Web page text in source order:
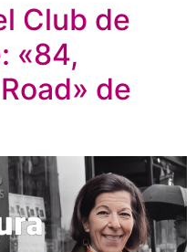
Club de
«84,
de